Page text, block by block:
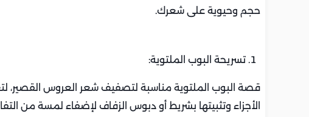
حجم وحيوية على شعرك.
تسريحة البوب الملتوية:
قصة البوب الملتوية مناسبة لتصفيف شعر العروس
الأجزاء وتثبيتها بشريط أو دبوس الزفاف لإضفاء لمسة من